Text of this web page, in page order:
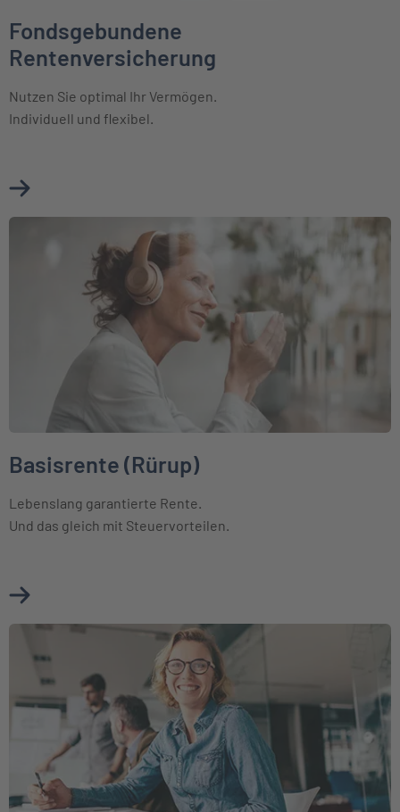
Fondsgebundene
Rentenversicherung
Nutzen Sie optimal Ihr Vermögen.
Individuell und flexibel.
Mehr über Fondsgebundene Rentenversicherung erfahren
Weiter zu Basisrente (Rürup)
Basisrente (Rürup)
Lebenslang garantierte Rente.
Und das gleich mit Steuervorteilen.
Mehr über Basisrente (Rürup) erfahren
Weiter zu Basisinformationsblätter & Fondsinformationen